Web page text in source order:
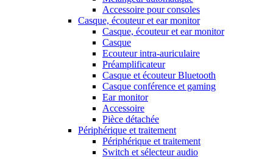
Accessoire pour consoles
Casque, écouteur et ear monitor
Casque, écouteur et ear monitor
Casque
Ecouteur intra-auriculaire
Préamplificateur
Casque et écouteur Bluetooth
Casque conférence et gaming
Ear monitor
Accessoire
Pièce détachée
Périphérique et traitement
Périphérique et traitement
Switch et sélecteur audio